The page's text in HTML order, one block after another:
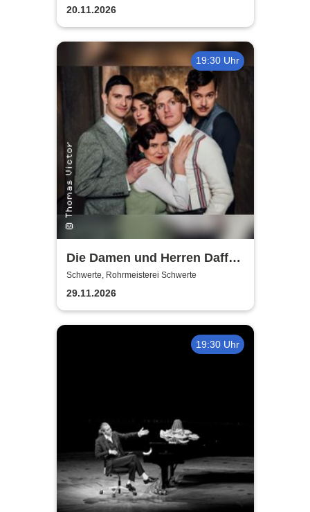
20.11.2026
19:30 Uhr
Die Damen und Herren Daffke
|Wie werde ich reich und
glücklich?
Schwerte, Rohrmeisterei Schwerte
29.11.2026
19:30 Uhr